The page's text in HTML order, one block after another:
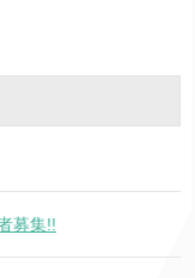
募集!!